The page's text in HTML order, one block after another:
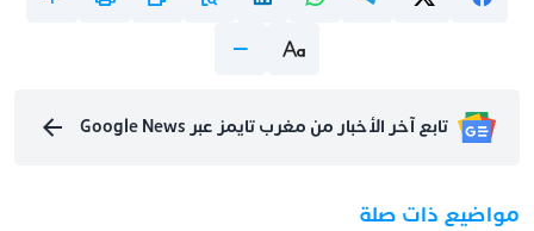
تابع آخر الأخبار من مغرب تايمز عبر Google News
مواضيع ذات صلة